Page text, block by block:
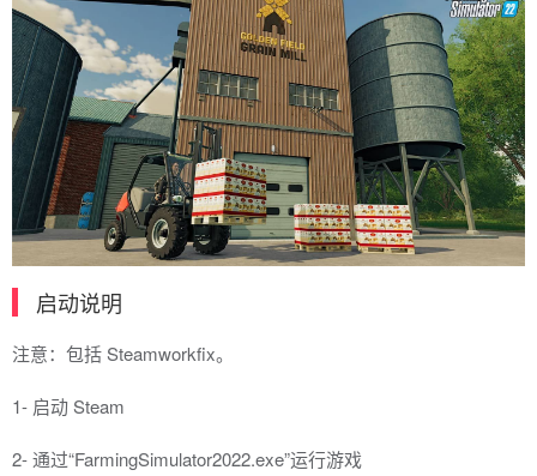
启动说明
注意：包括 Steamworkfix。
1- 启动 Steam
2- 通过“FarmingSimulator2022.exe”运行游戏